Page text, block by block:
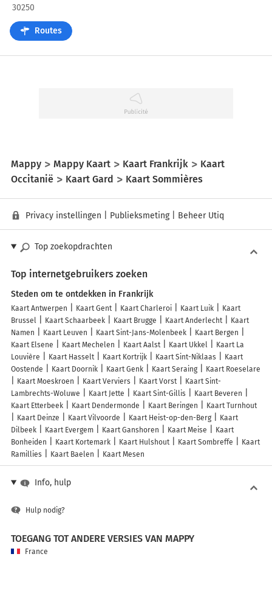
30250
Routes
Mappy Mappy Kaart Kaart Frankrijk
Kaart
Occitanië
Kaart Gard Kaart Sommières
Privacy instellingen Publieksmeting| Beheer Utiq
Top zoekopdrachten
Top internetgebruikers zoeken
Steden om te ontdekken in Frankrijk
Kaart Antwerpen Kaart Gent Kaart Charleroi Kaart Luik
Kaart
Brussel
Kaart Schaarbeek Kaart Brugge Kaart Anderlecht
Kaart
Namen
Kaart Leuven Kaart Sint-Jans-Molenbeek
Kaart Bergen
Kaart Elsene
Kaart Mechelen Kaart Aalst Kaart Ukkel
Kaart La
Louvière
Kaart Hasselt Kaart Kortrijk Kaart Sint-Niklaas
Kaart
Oostende
Kaart Doornik Kaart Genk Kaart Seraing
Kaart Roeselare
Kaart Moeskroen
Kaart Verviers Kaart Vorst
Kaart Sint-
Lambrechts-Woluwe
Kaart Jette Kaart Sint-Gillis
Kaart Beveren
Kaart Etterbeek
Kaart Dendermonde Kaart Beringen
Kaart Turnhout
Kaart Deinze
Kaart Vilvoorde Kaart Heist-op-den-Berg
Kaart
Dilbeek
Kaart Evergem Kaart Ganshoren Kaart Meise
Kaart
Bonheiden
Kaart Kortemark Kaart Hulshout Kaart Sombreffe
Kaart
Ramillies
Kaart Baelen Kaart Mesen
Info, hulp
Hulp nodig?
TOEGANG TOT ANDERE VERSIES VAN MAPPY
France